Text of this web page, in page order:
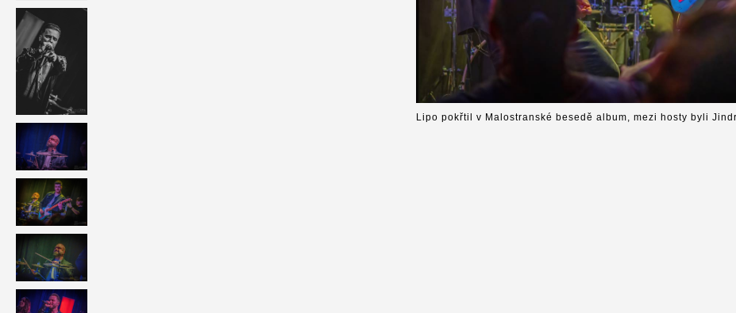
Lipo pokřtil v Malostranské besedě album, mezi hosty byli